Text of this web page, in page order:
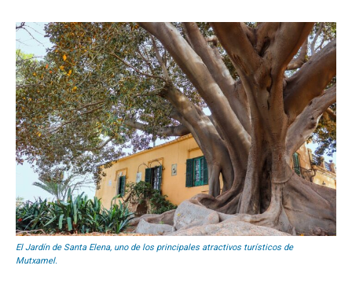
El Jardín de Santa Elena, uno de los principales atractivos turísticos de
Mutxamel.